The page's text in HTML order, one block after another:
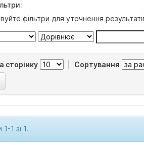
фільтри для уточнення
сторінку Сортування
1 зі 1.